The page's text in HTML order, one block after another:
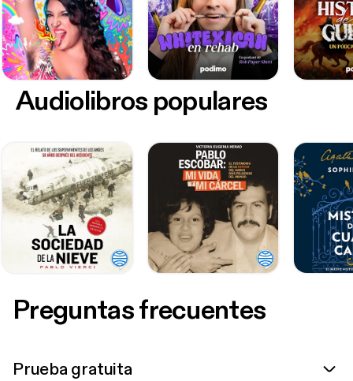
Audiolibros populares
Preguntas frecuentes
Prueba gratuita